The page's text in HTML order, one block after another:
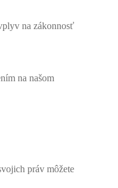
na zákonnosť
na našom
práv môžete